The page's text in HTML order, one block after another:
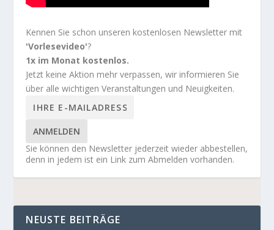
Kennen Sie schon unseren kostenlosen Newsletter mit
'Vorlesevideo'?
1x im Monat kostenlos.
Jetzt keine Aktion mehr verpassen, wir informieren Sie
über alle wichtigen Veranstaltungen und Neuigkeiten.
ANMELDEN
Sie können den Newsletter jederzeit wieder abbestellen,
denn in jedem ist ein Link zum Abmelden vorhanden.
NEUSTE BEITRÄGE